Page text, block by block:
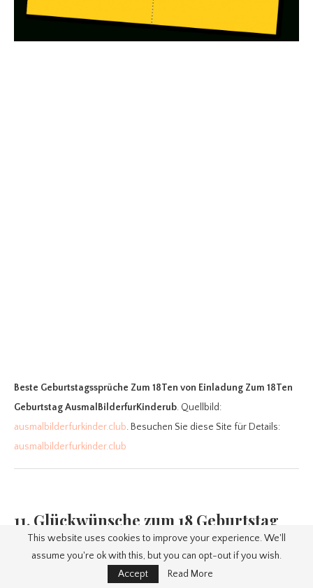
Beste Geburtstagssprüche Zum 18Ten von Einladung Zum 18Ten
Geburtstag AusmalBilderfurKinderub. Quellbild:
ausmalbilderfurkinder.club. Besuchen Sie diese Site für Details:
ausmalbilderfurkinder.club
11. Glückwünsche zum 18 Geburtstag
This website uses cookies to improve your experience. We'll
assume you're ok with this, but you can opt-out if you wish.
Accept
Read More